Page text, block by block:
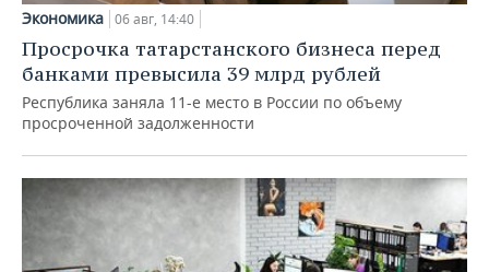
Экономика 06 авг, 14:40
Просрочка татарстанского бизнеса перед
банками превысила 39 млрд рублей
Республика заняла 11-е место в России по объему
просроченной задолженности